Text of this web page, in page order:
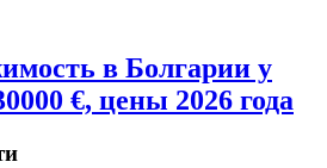
в Болгарии у
€, цены 2026 года